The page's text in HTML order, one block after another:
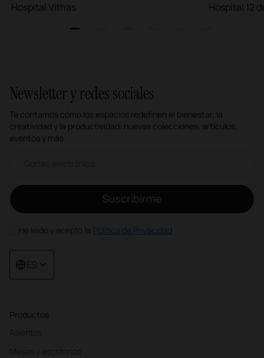
Hospital Vithas Hospital 12
Productos
Asientos
Mesas y escritorios
Newsletter y redes sociales
Te contamos cómo los espacios redefinen el bienestar, la
creatividad y la productividad: nuevas colecciones, artículos,
eventos y más.
Suscribirme
He leído y acepto la Política de Privacidad
ES